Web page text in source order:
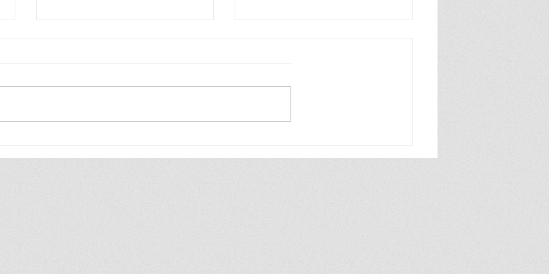
ik ben zo blij, ik ben zo blij de
ik ben zo blij, ik ben zo blij de